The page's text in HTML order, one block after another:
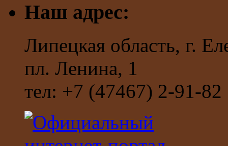
Наш адрес:
Липецкая область, г.
пл. Ленина, 1
тел: +7 (47467) 2-91-82